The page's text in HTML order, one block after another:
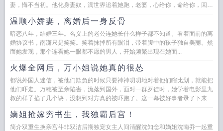
妻，悔不当初。他化身妻奴，满世界追着她跑，老婆，心给你，命给你，回来
温顺小娇妻，离婚后一身反骨
暗恋八年，结婚三年。名义上的老公连她长什么样子都不知道。看着面前的离
婚协议书，南潇只是笑笑。笑着抹掉所有眼泪，带着腹中的孩子独自美丽。然
而她发现，那个连看她一眼都不愿的男人，开始频繁出现在她面...
火爆全网后，万小姐说她真的很怂
都说外国人迷信，被他们欺负的时候只要神神叨叨地对着他们瞎比划，就能把
他们吓走。万穗被至亲陷害，流落到国外，面对一群歹徒时，她学着电影里九
叔的样子掐了几个诀，没想到对方真的被吓跑了。这一幕被好事者录了下来，
嫡姐抢嫁穷书生，我独霸后宫！
简介双重生换亲宫斗非双洁后期独宠女主人间清醒沈知念和嫡姐沈南乔一起重